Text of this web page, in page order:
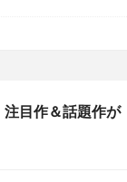
目作＆話題作が